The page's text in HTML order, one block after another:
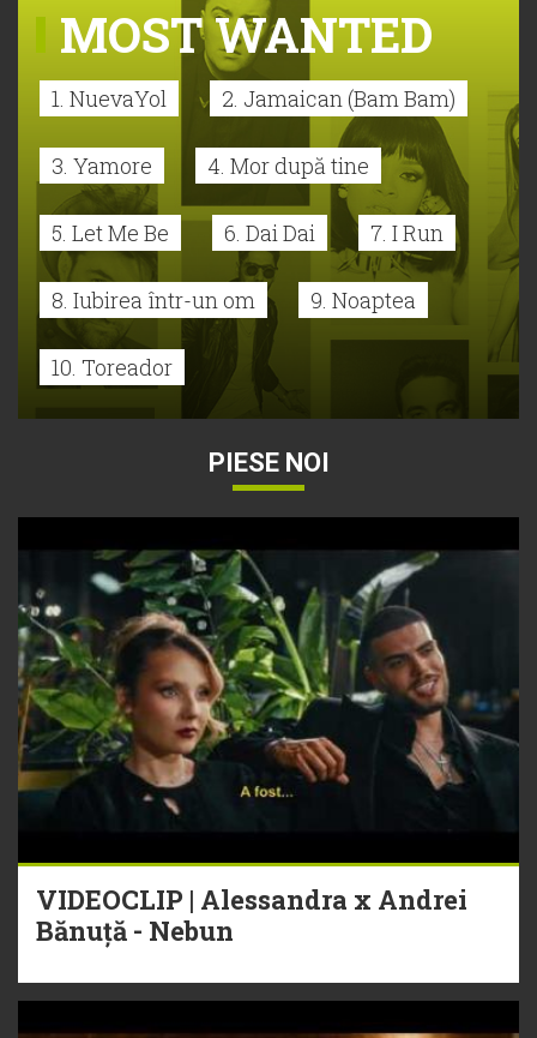
MOST WANTED
1. NuevaYol 2. Jamaican (Bam Bam)
3. Yamore 4. Mor după tine
5. Let Me Be 6. Dai Dai 7. I Run
8. Iubirea într-un om 9. Noaptea
10. Toreador
PIESE NOI
VIDEOCLIP | Alessandra x Andrei
Bănuță - Nebun